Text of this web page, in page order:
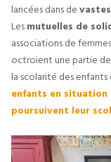
lancées dans de
Les mutuelles de
associations de
octroient une partie de
la scolarité des
enfants en situation
poursuivent leur